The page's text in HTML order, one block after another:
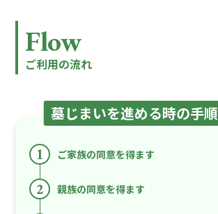
Flow
ご利用の流れ
墓じまいを進める時の手順
1 ご家族の同意を得ます
2 親族の同意を得ます